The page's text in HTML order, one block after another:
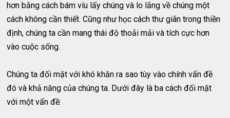
hơn bằng cách bám víu lấy chúng và lo lắng về chúng một
cách không cần thiết. Cũng như học cách thư giãn trong thiền
định, chúng ta cần mang thái độ thoải mải và tích cực hơn
vào cuộc sống.
Chúng ta đối mặt với khó khăn ra sao tùy vào chính vấn đề
đó và khả năng của chúng ta. Dưới đây là ba cách đối mặt
với một vấn đề: